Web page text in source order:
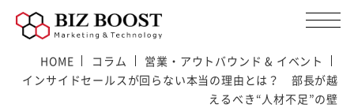
HOME コラム
営業・アウトバウンド & イベント
インサイドセールスが回らない本当の理由とは？ 部長が越
えるべき“人材不足”の壁